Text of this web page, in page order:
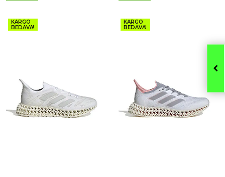
KARGO
BEDAVA!
KARGO
BEDAVA!